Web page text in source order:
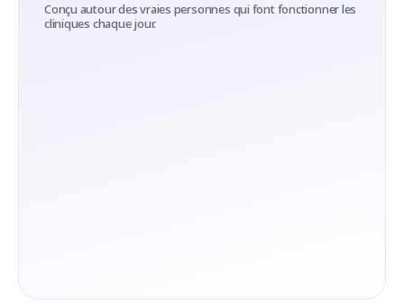
Conçu autour des vraies personnes qui font fonctionner les
cliniques chaque jour.